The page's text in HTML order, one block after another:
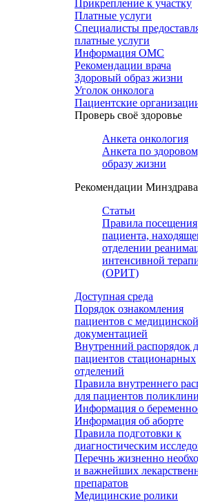
Прикрепление к участку
Платные услуги
Специалисты
платные услуги
Информация ОМС
Рекомендации врача
Здоровый образ жизни
Уголок онколога
Пациентские
Проверь своё здоровье
Анкета онкология
Анкета по
образу жизни
Рекомендации Минздрава
Статьи
Правила посещения
пациента,
отделении
интенсивной
(ОРИТ)
Доступная среда
Порядок ознакомления
пациентов с медицинской
документацией
Внутренний распорядок
пациентов стационарных
отделений
Правила внутреннего
для пациентов
Информация о
Информация об аборте
Правила подготовки к
диагностическим
Перечнь жизненно
и важнейших
препаратов
Медицинские ролики